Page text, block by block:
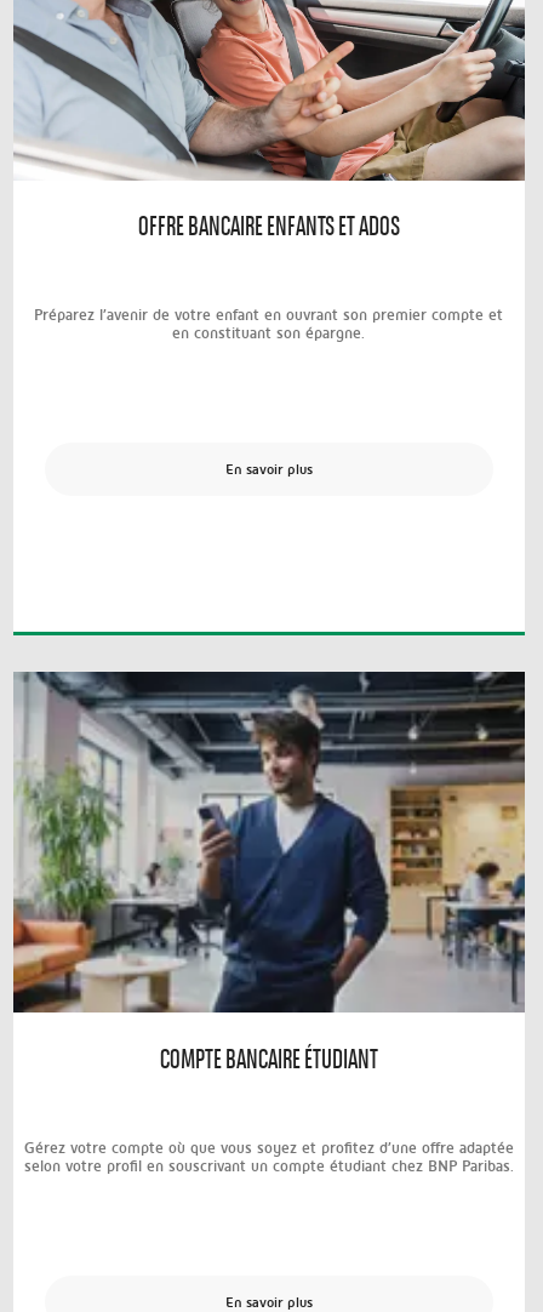
OFFRE BANCAIRE ENFANTS ET ADOS
Préparez l’avenir de votre enfant en ouvrant son premier compte et
en constituant son épargne.
En savoir plus
COMPTE BANCAIRE ÉTUDIANT
Gérez votre compte où que vous soyez et profitez d’une offre adaptée
selon votre profil en souscrivant un compte étudiant chez BNP Paribas.
En savoir plus